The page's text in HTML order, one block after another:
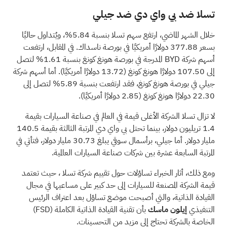
تسلا ضد بي واي دي ضد جيلي
خلال الشهر الماضي، ارتفع سهم تسلا بنسبة 5.84%، ويُتداول حاليًا
بسعر 377.88 دولارًا أمريكيًا في بورصة ناسداك. في المقابل، ارتفعت
أسهم شركة BYD المدرجة في بورصة هونغ كونغ بنسبة 1.61% لتصل
إلى 107.50 دولارًا هونغ كونغ (13.72 دولارًا أمريكيًا). أما أسهم شركة
جيلي في بورصة هونغ كونغ، فقد ارتفعت بنسبة 5.89% لتصل إلى
22.30 دولارًا هونغ كونغ (2.85 دولارًا أمريكيًا).
لا تزال تسلا الشركة الأغلى قيمة في العالم في صناعة السيارات بقيمة
1.4 تريليون دولار، بينما تحتل بي واي دي المرتبة الثالثة بقيمة 140.5
مليار دولار. أما جيلي، برأسمال سوقي يبلغ 30.73 مليار دولار، فتأتي في
المرتبة السابعة عشرة بين شركات صناعة السيارات العالمية.
ومع ذلك، أثار الخبراء تساؤلاتحول تقييم شركة تسلا، حيث تعتمد
قيمة الشركة المصنعة للسيارات إلى حد كبير على مساعيها في مجال
القيادة الذاتية، والتي أصبحت موضع تساؤل بعد اعتراف الرئيس
التنفيذيإيلون ماسكبأن تقنية القيادة الذاتية الكاملة (FSD)
الخاصة بالشركة تحتاج إلى مزيد من التحسينات.